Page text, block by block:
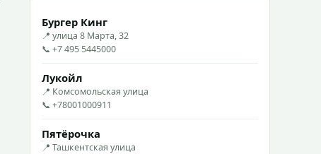
Бургер Кинг
📍 улица 8 Марта, 32
📞 +7 495 5445000
Лукойл
📍 Комсомольская улица
📞 +78001000911
Пятёрочка
📍 Ташкентская улица